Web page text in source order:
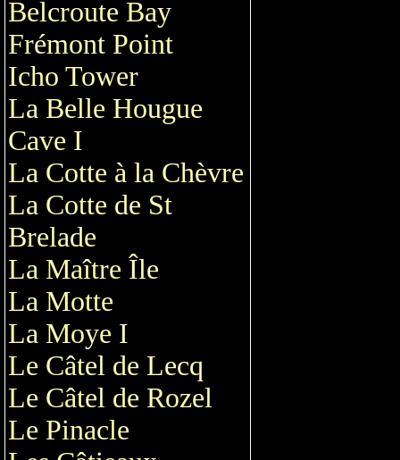
Belcroute Bay
Frémont Point
Icho Tower
La Belle Hougue
Cave I
La Cotte à la Chèvre
La Cotte de St
Brelade
La Maître Île
La Motte
La Moye I
Le Câtel de Lecq
Le Câtel de Rozel
Le Pinacle